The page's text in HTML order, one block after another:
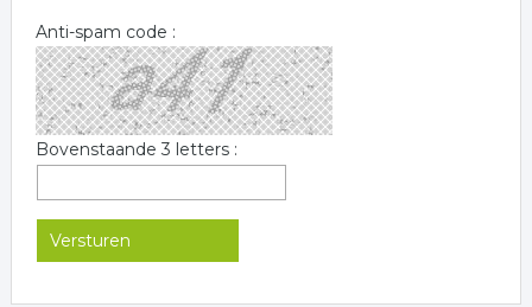
Anti-spam code :
Bovenstaande 3 letters :